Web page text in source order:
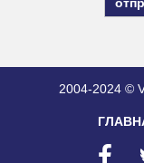
2004-2024 ©